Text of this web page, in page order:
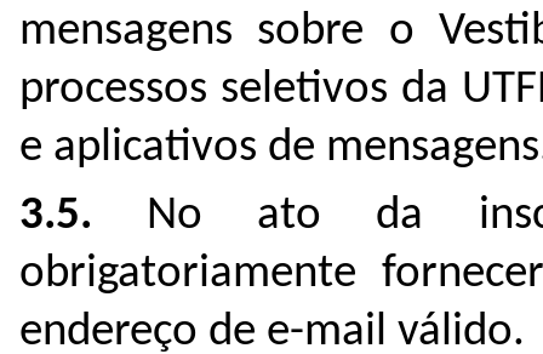
mensagens sobre o
processos seletivos da
e aplicativos de
3.5. No ato da
obrigatoriamente
endereço de e-mail válido.